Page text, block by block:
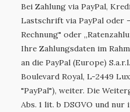
Bei Zahlung via PayPal,
Lastschrift via PayPal oder
Rechnung" oder
Ihre Zahlungsdaten im
an die PayPal (Europe)
Boulevard Royal, L-2449
"PayPal"), weiter. Die
Abs. 1 lit. b DSGVO und